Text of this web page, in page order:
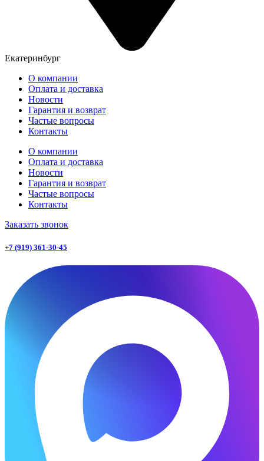
Екатеринбург
О компании
Оплата и доставка
Новости
Гарантия и возврат
Частые вопросы
Контакты
О компании
Оплата и доставка
Новости
Гарантия и возврат
Частые вопросы
Контакты
Заказать звонок
+7 (919) 361-30-45